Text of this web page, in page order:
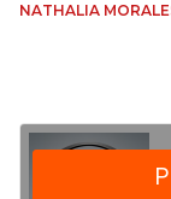
NATHALIA